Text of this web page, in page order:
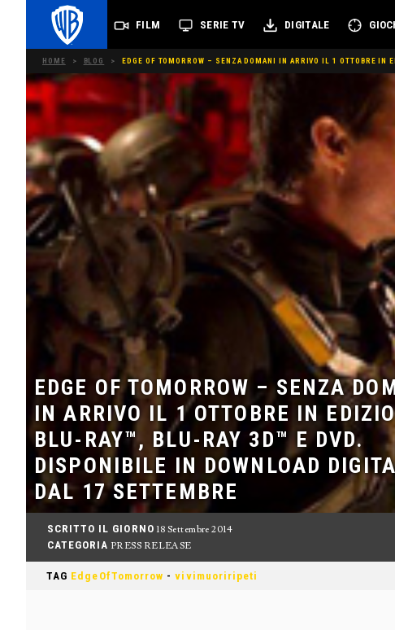
FILM SERIE TV DIGITALE
HOME > BLOG > EDGE OF TOMORROW – SENZA DOMANI IN ARRIVO IL 1 OTTOBRE
EDGE OF TOMORROW – SENZA
IN ARRIVO IL 1 OTTOBRE IN
BLU-RAY™, BLU-RAY 3D™ E DVD.
DISPONIBILE IN DOWNLOAD
DAL 17 SETTEMBRE
SCRITTO IL GIORNO 18 Settembre 2014
CATEGORIA PRESS RELEASE
TAG EdgeOfTomorrow -vivimuoriripeti